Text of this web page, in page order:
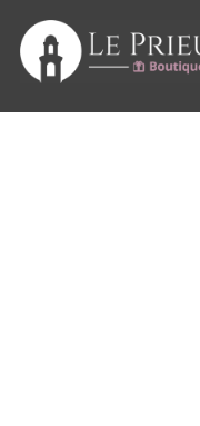
contenu